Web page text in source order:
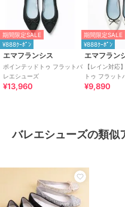
商品カテゴリ シューズ
性別タイプ
レディー
シューズ
レディース
シューズ
カラー ゴールド
メッシュ
リボン/
期間限定SALE
¥888ｸｰﾎﾟﾝ
エマフランシス
ポインテッドトゥ フラットバ
レエシューズ
¥13,960
期間限定SALE
¥888ｸｰﾎﾟﾝ
エマフラン
【レイン対応
トゥ フラット
¥9,890
バレエシューズの類似